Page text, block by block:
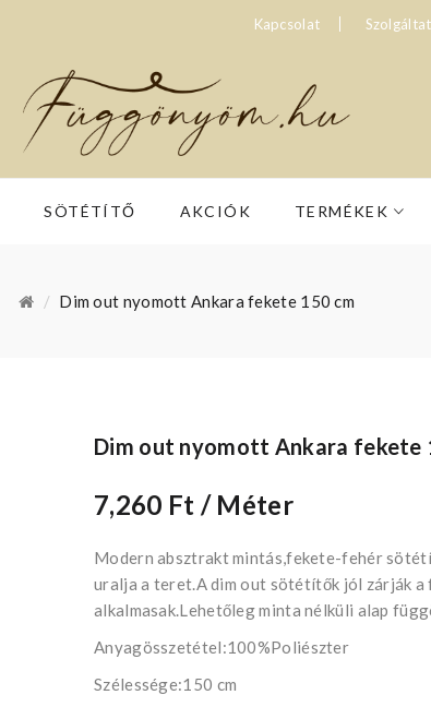
Kapcsolat
SÖTÉTÍTŐ AKCIÓK TERMÉKEK
Dim out nyomott Ankara fekete 150 cm
Dim out nyomott Ankara fekete
7,260 Ft / Méter
Modern absztrakt mintás,fekete-fehér
uralja a teret.A dim out sötétítők jól zárják
alkalmasak.Lehetőleg minta nélküli alap
Anyagösszetétel:100%Poliészter
Szélessége:150 cm